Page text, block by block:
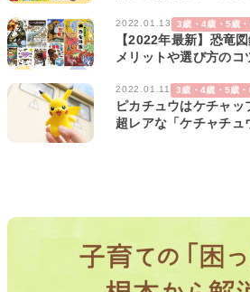
2022.01.13 3歳・4歳・5歳
【2022年最新】恐竜
メリットや選び方のコ
2022.01.11 3歳・4歳・5歳
ピカチュウはケチャッ
超レアな「ケチャチュ